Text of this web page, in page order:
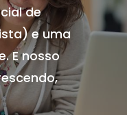
de
e uma
E nosso